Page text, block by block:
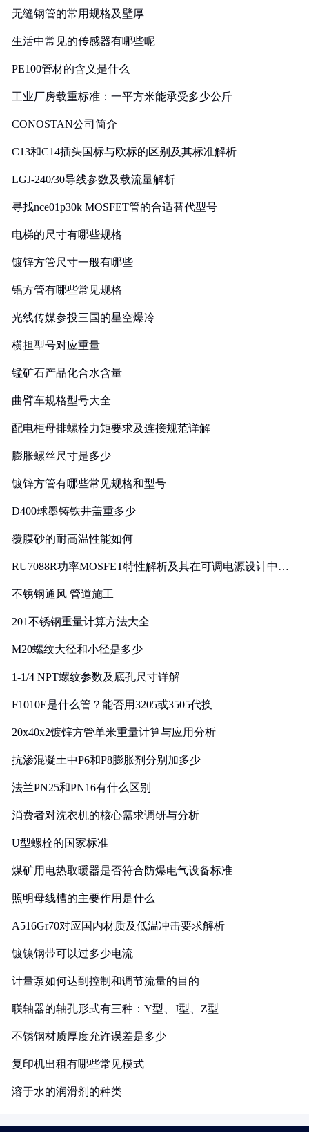
无缝钢管的常用规格及壁厚
生活中常见的传感器有哪些呢
PE100管材的含义是什么
工业厂房载重标准：一平方米能承受多少公斤
CONOSTAN公司简介
C13和C14插头国标与欧标的区别及其标准解析
LGJ-240/30导线参数及载流量解析
寻找nce01p30k MOSFET管的合适替代型号
电梯的尺寸有哪些规格
镀锌方管尺寸一般有哪些
铝方管有哪些常见规格
光线传媒参投三国的星空爆冷
横担型号对应重量
锰矿石产品化合水含量
曲臂车规格型号大全
配电柜母排螺栓力矩要求及连接规范详解
膨胀螺丝尺寸是多少
镀锌方管有哪些常见规格和型号
D400球墨铸铁井盖重多少
覆膜砂的耐高温性能如何
RU7088R功率MOSFET特性解析及其在可调电源设计中的
不锈钢通风 管道施工
201不锈钢重量计算方法大全
M20螺纹大径和小径是多少
1-1/4 NPT螺纹参数及底孔尺寸详解
F1010E是什么管？能否用3205或3505代换
20x40x2镀锌方管单米重量计算与应用分析
抗渗混凝土中P6和P8膨胀剂分别加多少
法兰PN25和PN16有什么区别
消费者对洗衣机的核心需求调研与分析
U型螺栓的国家标准
煤矿用电热取暖器是否符合防爆电气设备标准
照明母线槽的主要作用是什么
A516Gr70对应国内材质及低温冲击要求解析
镀镍钢带可以过多少电流
计量泵如何达到控制和调节流量的目的
联轴器的轴孔形式有三种：Y型、J型、Z型
不锈钢材质厚度允许误差是多少
复印机出租有哪些常见模式
溶于水的润滑剂的种类